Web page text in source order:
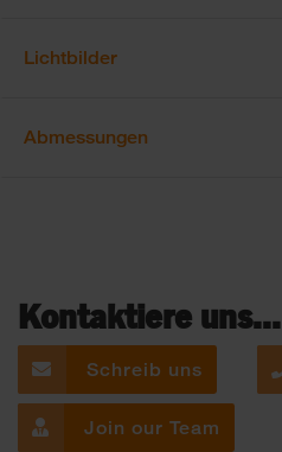
Lichtbilder
Abmessungen
Kontaktiere uns...
Schreib uns
Join our Team